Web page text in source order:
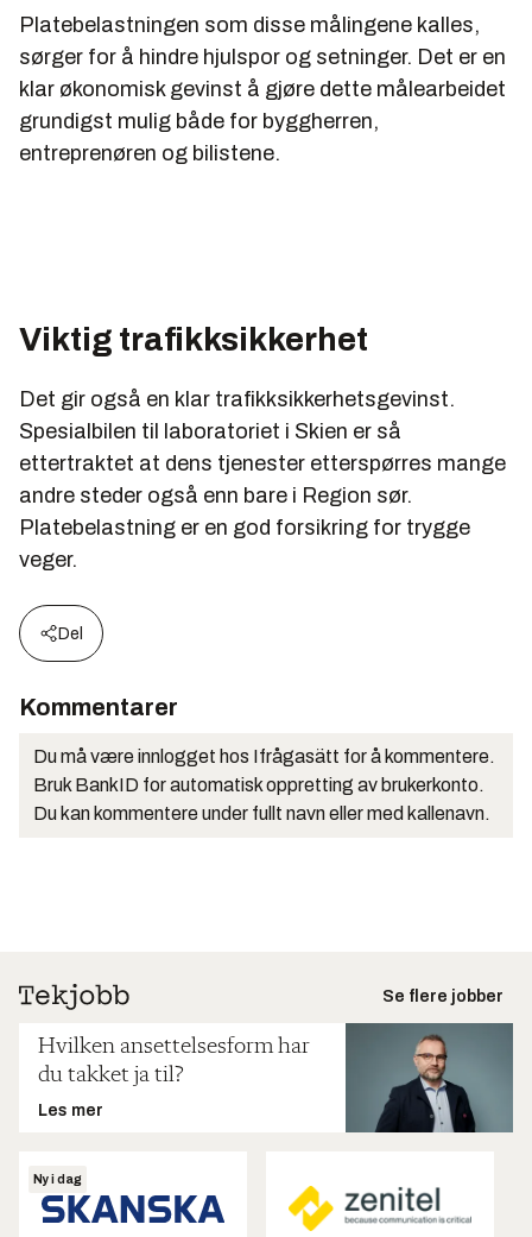
Platebelastningen som disse målingene kalles,
sørger for å hindre hjulspor og setninger. Det er en
klar økonomisk gevinst å gjøre dette målearbeidet
grundigst mulig både for byggherren,
entreprenøren og bilistene.
Viktig trafikksikkerhet
Det gir også en klar trafikksikkerhetsgevinst.
Spesialbilen til laboratoriet i Skien er så
ettertraktet at dens tjenester etterspørres mange
andre steder også enn bare i Region sør.
Platebelastning er en god forsikring for trygge
veger.
Del
Kommentarer
Du må være innlogget hos Ifrågasätt for å kommentere.
Bruk BankID for automatisk oppretting av brukerkonto.
Du kan kommentere under fullt navn eller med kallenavn.
Se flere jobber
Hvilken ansettelsesform har
du takket ja til?
Les mer
Ny i dag